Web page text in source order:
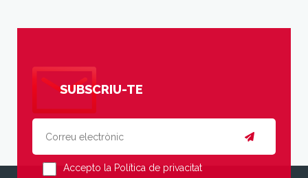
SUBSCRIU-TE
Accepto la Política de privacitat